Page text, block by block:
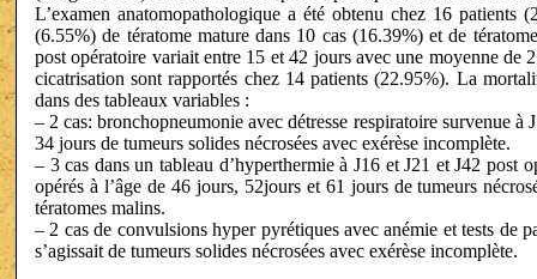
L’examen anatomopathologique a été obtenu chez 16 patients
(6.55%) de tératome mature dans 10 cas (16.39%) et de
post opératoire variait entre 15 et 42 jours avec une moyenne de
cicatrisation sont rapportés chez 14 patients (22.95%). La
dans des tableaux variables :
– 2 cas: bronchopneumonie avec détresse respiratoire survenue à
34 jours de tumeurs solides nécrosées avec exérèse incomplète.
– 3 cas dans un tableau d’hyperthermie à J16 et J21 et J42 post
opérés à l’âge de 46 jours, 52jours et 61 jours de tumeurs
tératomes malins.
– 2 cas de convulsions hyper pyrétiques avec anémie et tests de
s’agissait de tumeurs solides nécrosées avec exérèse incomplète.